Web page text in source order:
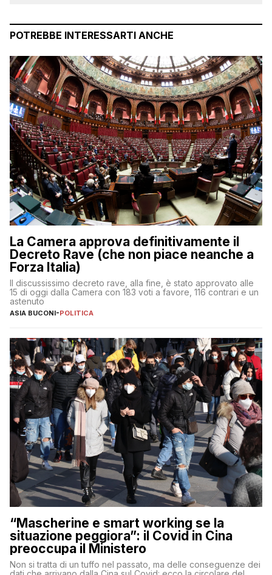
POTREBBE INTERESSARTI ANCHE
La Camera approva definitivamente il
Decreto Rave (che non piace neanche a
Forza Italia)
Il discussissimo decreto rave, alla fine, è stato approvato alle
15 di oggi dalla Camera con 183 voti a favore, 116 contrari e un
astenuto
ASIA BUCONI-POLITICA
“Mascherine e smart working se la
situazione peggiora”: il Covid in Cina
preoccupa il Ministero
Non si tratta di un tuffo nel passato, ma delle conseguenze dei